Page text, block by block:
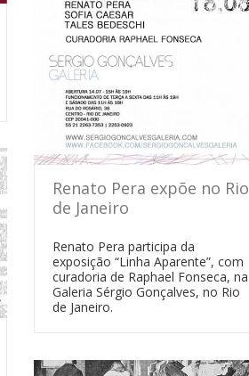
Renato Pera expõe no Rio
de Janeiro
Renato Pera participa da
exposição “Linha Aparente”, com
curadoria de Raphael Fonseca, na
Galeria Sérgio Gonçalves, no Rio
de Janeiro.